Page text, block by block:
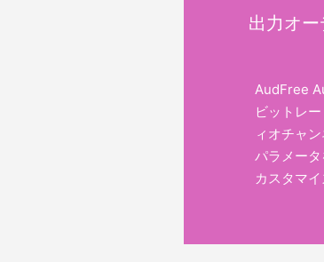
出力オ
AudFree
ビットレ
ィオチャ
パラメー
カスタマイ